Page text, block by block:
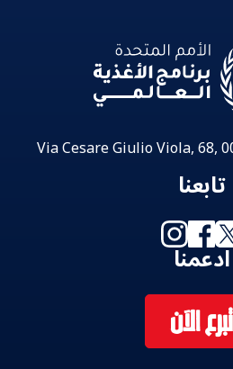
Via Cesare Giulio Viola, 68,
تابعنا
ادعمنا
تبرع الآن